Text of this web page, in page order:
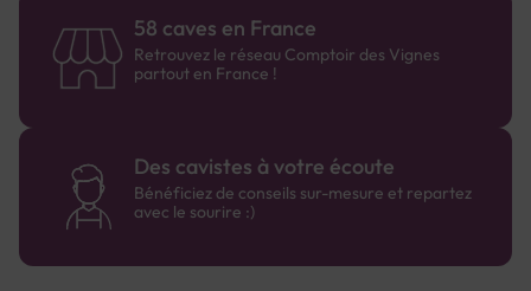
58 caves en France
Retrouvez le réseau Comptoir des Vignes
partout en France !
Des cavistes à votre écoute
Bénéficiez de conseils sur-mesure et repartez
avec le sourire :)